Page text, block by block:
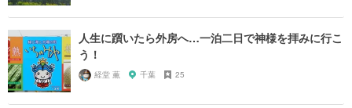
人生に躓いたら外房へ…一泊二日で神様を拝みに行こ
う！
経堂 薫 千葉 25